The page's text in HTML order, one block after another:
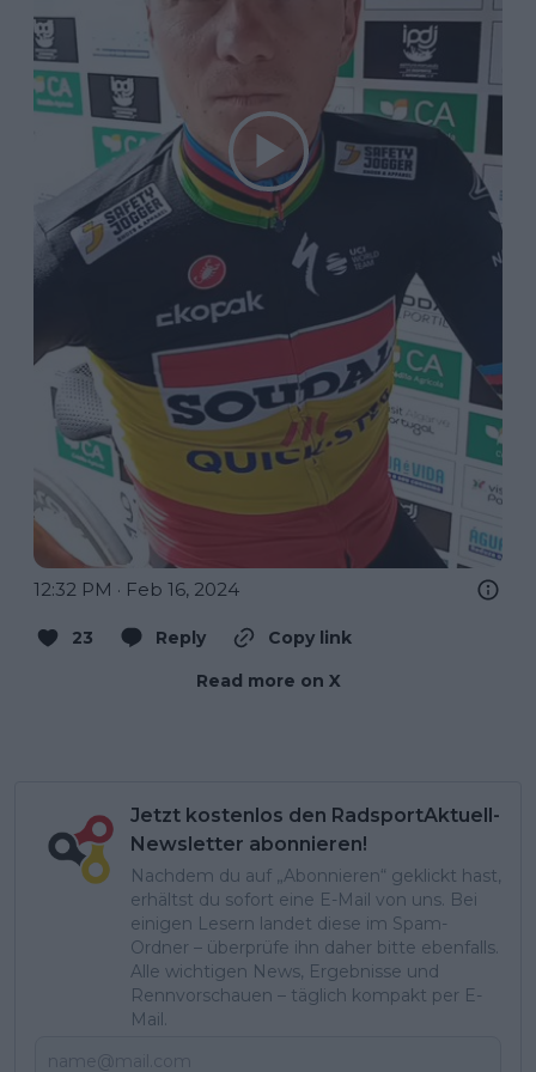
12:32 PM · Feb 16, 2024
23 Reply
Copy link
Read more on X
Jetzt kostenlos den RadsportAktuell-
Newsletter abonnieren!
Nachdem du auf „Abonnieren“ geklickt hast,
erhältst du sofort eine E-Mail von uns. Bei
einigen Lesern landet diese im Spam-
Ordner – überprüfe ihn daher bitte ebenfalls.
Alle wichtigen News, Ergebnisse und
Rennvorschauen – täglich kompakt per E-
Mail.